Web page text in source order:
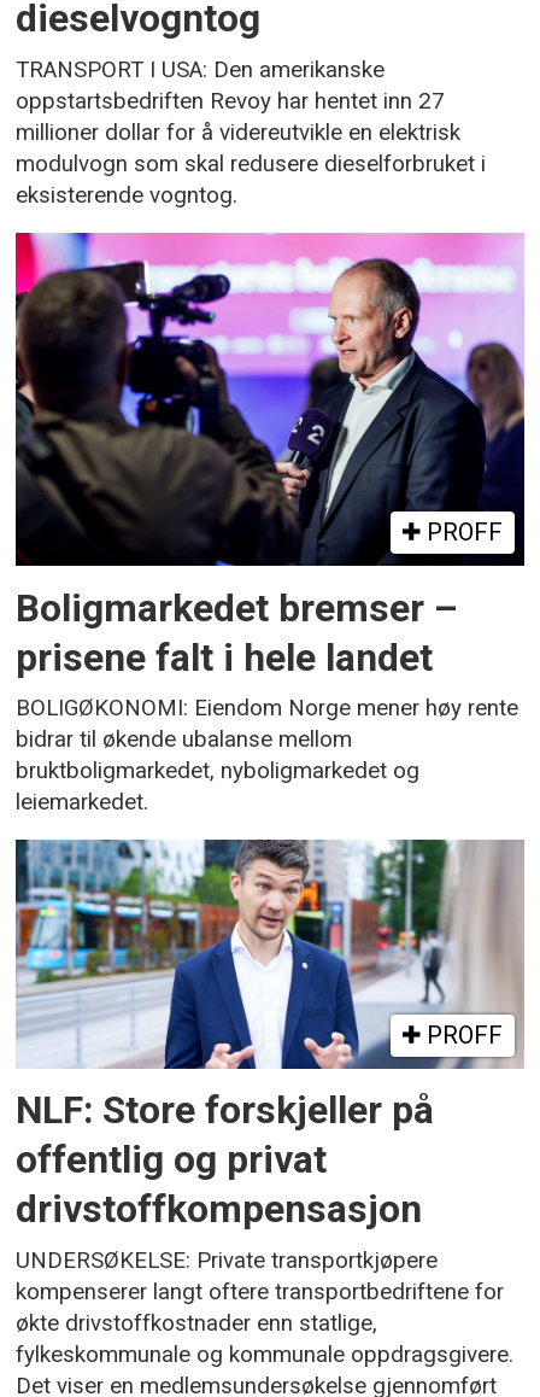
dieselvogntog
TRANSPORT I USA: Den amerikanske
oppstartsbedriften Revoy har hentet inn 27
millioner dollar for å videreutvikle en elektrisk
modulvogn som skal redusere dieselforbruket i
eksisterende vogntog.
PROFF
Boligmarkedet bremser –
prisene falt i hele landet
BOLIGØKONOMI: Eiendom Norge mener høy rente
bidrar til økende ubalanse mellom
bruktboligmarkedet, nyboligmarkedet og
leiemarkedet.
PROFF
NLF: Store forskjeller på
offentlig og privat
drivstoffkompensasjon
UNDERSØKELSE: Private transportkjøpere
kompenserer langt oftere transportbedriftene for
økte drivstoffkostnader enn statlige,
fylkeskommunale og kommunale oppdragsgivere.
Det viser en medlemsundersøkelse gjennomført